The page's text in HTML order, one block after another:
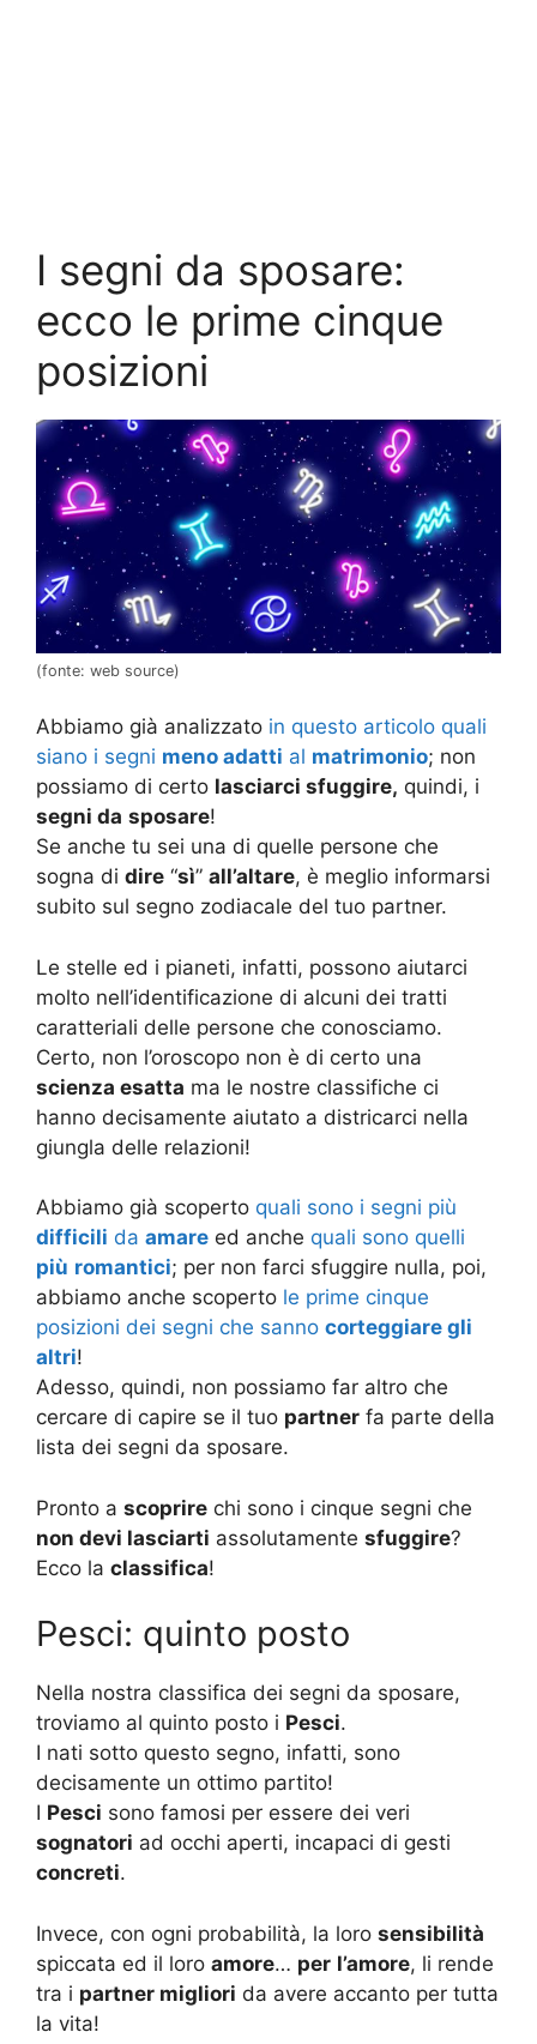
I segni da sposare:
ecco le prime cinque
posizioni
(fonte: web source)
Abbiamo già analizzato in questo articolo quali
siano i segni meno adatti al matrimonio; non
possiamo di certo lasciarci sfuggire, quindi, i
segni da sposare!
Se anche tu sei una di quelle persone che
sogna di dire “sì” all’altare, è meglio informarsi
subito sul segno zodiacale del tuo partner.
Le stelle ed i pianeti, infatti, possono aiutarci
molto nell’identificazione di alcuni dei tratti
caratteriali delle persone che conosciamo.
Certo, non l’oroscopo non è di certo una
scienza esatta ma le nostre classifiche ci
hanno decisamente aiutato a districarci nella
giungla delle relazioni!
Abbiamo già scoperto quali sono i segni più
difficili da amare ed anche quali sono quelli
più romantici; per non farci sfuggire nulla, poi,
abbiamo anche scoperto le prime cinque
posizioni dei segni che sanno corteggiare gli
altri!
Adesso, quindi, non possiamo far altro che
cercare di capire se il tuo partner fa parte della
lista dei segni da sposare.
Pronto a scoprire chi sono i cinque segni che
non devi lasciarti assolutamente sfuggire?
Ecco la classifica!
Pesci: quinto posto
Nella nostra classifica dei segni da sposare,
troviamo al quinto posto i Pesci.
I nati sotto questo segno, infatti, sono
decisamente un ottimo partito!
I Pesci sono famosi per essere dei veri
sognatori ad occhi aperti, incapaci di gesti
concreti.
Invece, con ogni probabilità, la loro sensibilità
spiccata ed il loro amore… per l’amore, li rende
tra i partner migliori da avere accanto per tutta
la vita!